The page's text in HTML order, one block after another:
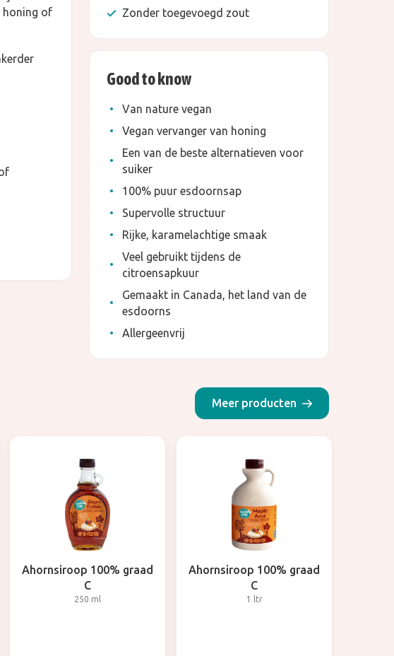
honing of
Zonder toegevoegd zout
Good to know
Van nature vegan
Vegan vervanger van honing
Een van de beste alternatieven voor
suiker
100% puur esdoornsap
Supervolle structuur
Rijke, karamelachtige smaak
Veel gebruikt tijdens de
citroensapkuur
Gemaakt in Canada, het land van de
esdoorns
Allergeenvrij
Meer producten
Ahornsiroop 100% graad
C
250 ml
Ahornsiroop 100% graad
C
1 ltr